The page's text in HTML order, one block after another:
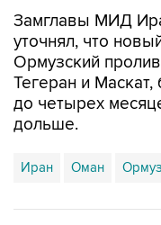
Замглавы МИД
уточнял, что
Ормузский
Тегеран и Маскат,
до четырех
дольше.
Иран Оман